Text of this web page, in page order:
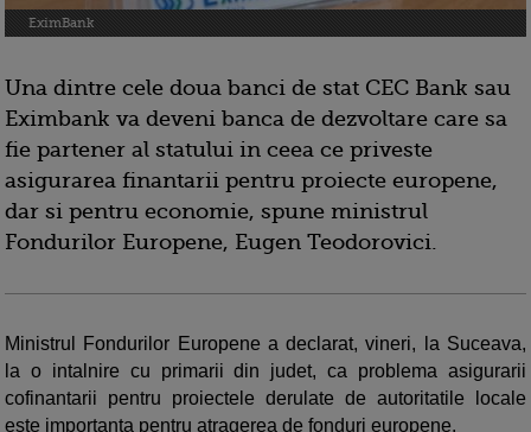
EximBank
Una dintre cele doua banci de stat CEC Bank sau
Eximbank va deveni banca de dezvoltare care sa
fie partener al statului in ceea ce priveste
asigurarea finantarii pentru proiecte europene,
dar si pentru economie, spune ministrul
Fondurilor Europene, Eugen Teodorovici.
Ministrul Fondurilor Europene a declarat, vineri, la Suceava,
la o intalnire cu primarii din judet, ca problema asigurarii
cofinantarii pentru proiectele derulate de autoritatile locale
este importanta pentru atragerea de fonduri europene.